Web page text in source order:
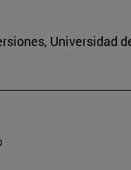
Universidad